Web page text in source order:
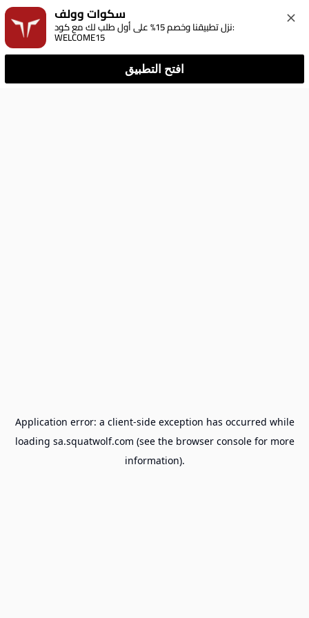
سكوات وولف
نزل تطبيقنا وخصم 15% على أول طلب لك مع كود:
WELCOME15
افتح التطبيق
Application error: a client-side exception has occurred while
loading sa.squatwolf.com (see the browser consolefor more
information).